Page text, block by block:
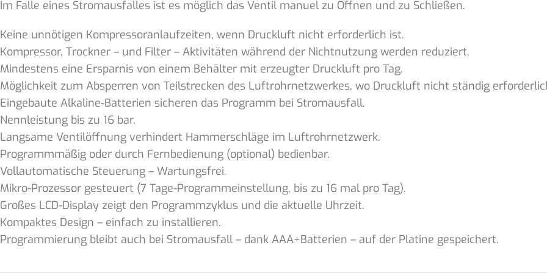
Im Falle eines Stromausfalles ist es möglich das Ventil manuel zu Öffnen und zu Schließen.
Keine unnötigen Kompressoranlaufzeiten, wenn Druckluft nicht erforderlich ist.
Kompressor, Trockner – und Filter – Aktivitäten während der Nichtnutzung werden reduziert.
Mindestens eine Ersparnis von einem Behälter mit erzeugter Druckluft pro Tag.
Möglichkeit zum Absperren von Teilstrecken des Luftrohrnetzwerkes, wo Druckluft nicht ständig
Eingebaute Alkaline-Batterien sicheren das Programm bei Stromausfall.
Nennleistung bis zu 16 bar.
Langsame Ventilöffnung verhindert Hammerschläge im Luftrohrnetzwerk.
Programmmäßig oder durch Fernbedienung (optional) bedienbar.
Vollautomatische Steuerung – Wartungsfrei.
Mikro-Prozessor gesteuert (7 Tage-Programmeinstellung, bis zu 16 mal pro Tag).
Großes LCD-Display zeigt den Programmzyklus und die aktuelle Uhrzeit.
Kompaktes Design – einfach zu installieren.
Programmierung bleibt auch bei Stromausfall – dank AAA+Batterien – auf der Platine gespeichert.